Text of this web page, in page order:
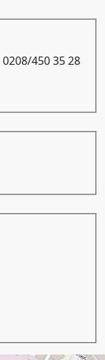
0208/450 35 28